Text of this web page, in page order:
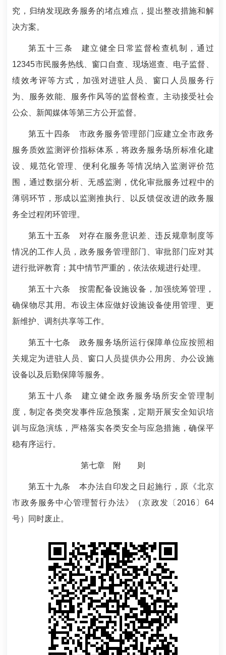
究，归纳发现政务服务的堵点难点，提出整改措施和解
决方案。
第五十三条 建立健全日常监督检查机制，通过
12345市民服务热线、窗口自查、现场巡查、电子监督、
绩效考评等方式，加强对进驻人员、窗口人员服务行
为、服务效能、服务作风等的监督检查。主动接受社会
公众、新闻媒体等第三方公开监督。
第五十四条
市政务服务管理部门应建立全市政务
服务质效监测评价指标体系，将政务服务场所标准化建
设、规范化管理、便利化服务等情况纳入监测评价范
围，通过数据分析、无感监测，优化审批服务过程中的
薄弱环节，形成以监测推执行、以反馈促改进的政务服
务全过程闭环管理。
第五十五条
对存在服务意识差、违反规章制度等
情况的工作人员，政务服务管理部门、审批部门应对其
进行批评教育；其中情节严重的，依法依规进行处理。
第五十六条
按需配备设施设备，加强统筹管理，
确保物尽其用。布设主体应做好设施设备使用管理、更
新维护、调剂共享等工作。
第五十七条
政务服务场所运行保障单位应按照相
关规定为进驻人员、窗口人员提供办公用房、办公设施
设备以及后勤保障等服务。
第五十八条
建立健全政务服务场所安全管理制
度，制定各类突发事件应急预案，定期开展安全知识培
训与应急演练，严格落实各类安全与应急措施，确保平
稳有序运行。
第七章 附 则
第五十九条
本办法自印发之日起施行，原《北京
市政务服务中心管理暂行办法》（京政发〔2016〕64
号）同时废止。